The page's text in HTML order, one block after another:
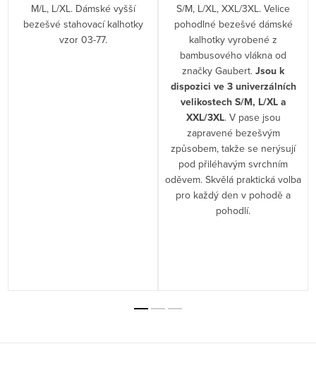
M/L, L/XL. Dámské vyšší
bezešvé stahovací kalhotky
vzor 03-77.
S/M, L/XL, XXL/3XL. Velice
pohodlné bezešvé dámské
kalhotky vyrobené z
bambusového vlákna od
značky Gaubert.Jsou k
dispozici ve 3 univerzálních
velikostech S/M, L/XL a
XXL/3XL. V pase jsou
zapravené bezešvým
způsobem, takže se nerýsují
pod přiléhavým svrchním
oděvem. Skvělá praktická volba
pro každý den v pohodě a
pohodlí.